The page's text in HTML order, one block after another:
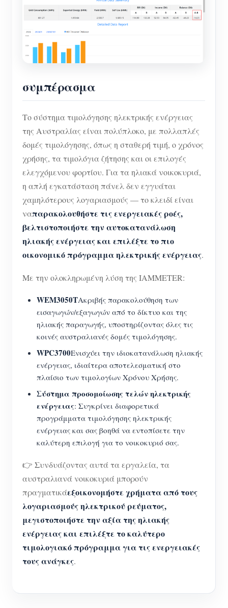
συμπέρασμα
Το σύστημα τιμολόγησης ηλεκτρικής ενέργειας
της Αυστραλίας είναι πολύπλοκο, με πολλαπλές
δομές τιμολόγησης, όπως η σταθερή τιμή, ο χρόνος
χρήσης, τα τιμολόγια ζήτησης και οι επιλογές
ελεγχόμενου φορτίου. Για τα ηλιακά νοικοκυριά,
η απλή εγκατάσταση πάνελ δεν εγγυάται
χαμηλότερους λογαριασμούς — το κλειδί είναι
ναπαρακολουθήστε τις ενεργειακές ροές,
βελτιστοποιήστε την αυτοκατανάλωση
ηλιακής ενέργειας και επιλέξτε το πιο
οικονομικό πρόγραμμα ηλεκτρικής ενέργειας.
Με την ολοκληρωμένη λύση της IAMMETER:
WEM3050TΑκριβής παρακολούθηση των
εισαγωγών/εξαγωγών από το δίκτυο και της
ηλιακής παραγωγής, υποστηρίζοντας όλες τις
κοινές αυστραλιανές δομές τιμολόγησης.
WPC3700Ενισχύει την ιδιοκατανάλωση ηλιακής
ενέργειας, ιδιαίτερα αποτελεσματική στο
πλαίσιο των τιμολογίων Χρόνου Χρήσης.
Σύστημα προσομοίωσης τελών ηλεκτρικής
ενέργειας: Συγκρίνει διαφορετικά
προγράμματα τιμολόγησης ηλεκτρικής
ενέργειας και σας βοηθά να εντοπίσετε την
καλύτερη επιλογή για το νοικοκυριό σας.
👉 Συνδυάζοντας αυτά τα εργαλεία, τα
αυστραλιανά νοικοκυριά μπορούν
πραγματικάεξοικονομήστε χρήματα από τους
λογαριασμούς ηλεκτρικού ρεύματος,
μεγιστοποιήστε την αξία της ηλιακής
ενέργειας και επιλέξτε το καλύτερο
τιμολογιακό πρόγραμμα για τις ενεργειακές
τους ανάγκες.